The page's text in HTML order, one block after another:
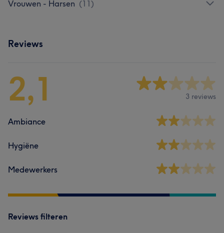
Vrouwen - Harsen (11)
Reviews
2,1 3 reviews
Ambiance
Hygiëne
Medewerkers
Reviews filteren